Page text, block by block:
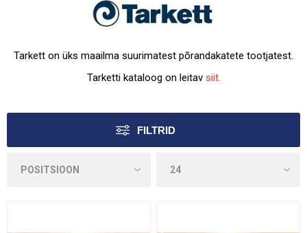
Tarkett on üks maailma suurimatest põrandakatete tootjatest.
Tarketti kataloog on leitav siit.
FILTRID